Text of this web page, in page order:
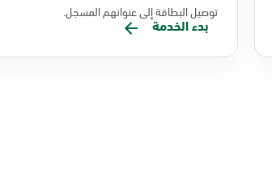
توصيل البطاقة إلى عنوانهم المسجل.
بدء الخدمة